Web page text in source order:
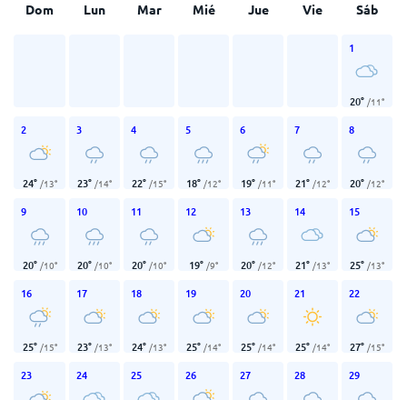
Dom Lun Mar Mié Jue Vie Sáb
1
20° /11°
2
24° /13°
3
23° /14°
4
22° /15°
5
18° /12°
6
19° /11°
7
21° /12°
8
20° /12°
9
20° /10°
10
20° /10°
11
20° /10°
12
19° /9°
13
20° /12°
14
21° /13°
15
25° /13°
16
25° /15°
17
23° /13°
18
24° /13°
19
25° /14°
20
25° /14°
21
25° /14°
22
27° /15°
23 24 25 26 27 28 29